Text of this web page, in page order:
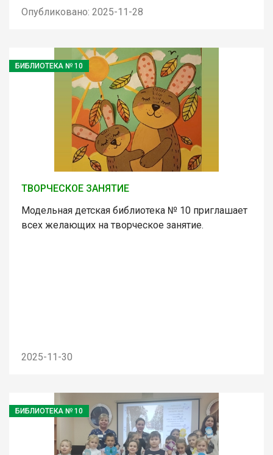
Опубликовано: 2025-11-28
БИБЛИОТЕКА № 10
ТВОРЧЕСКОЕ ЗАНЯТИЕ
Модельная детская библиотека № 10 приглашает
всех желающих на творческое занятие.
2025-11-30
БИБЛИОТЕКА № 10